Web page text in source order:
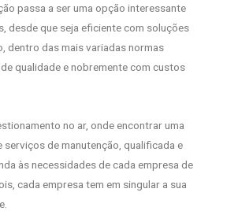
passa a ser uma opção interessante
desde que seja eficiente com soluções
dentro das mais variadas normas
qualidade e nobremente com custos
no ar, onde encontrar uma
de manutenção, qualificada e
às necessidades de cada empresa de
cada empresa tem em singular a sua